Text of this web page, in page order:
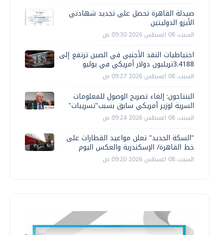
صيدلة القاهرة تحصل على تجديد شهادتي
الأيزو الدوليتين
السبت، 08 اغسطس 2026 09:30 ص
احتياطيات النقد الأجنبي في الصين ترتفع إلى
3.4188تريليون دولار أمريكي في يوليو
السبت، 08 اغسطس 2026 09:27 ص
البنتاجون: إلغاء تصريح الوصول للمعلومات
السرية لوزير أمريكي سابق بسبب"تسريبات"
السبت، 08 اغسطس 2026 09:24 ص
"السكة الحديد" تعلن مواعيد القطارات على
خط القاهرة/ الإسكندرية والعكس اليوم
السبت، 08 اغسطس 2026 09:20 ص